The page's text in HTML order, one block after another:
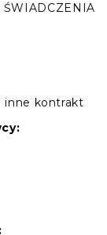
ŚWIADCZENIA
inne kontrakt